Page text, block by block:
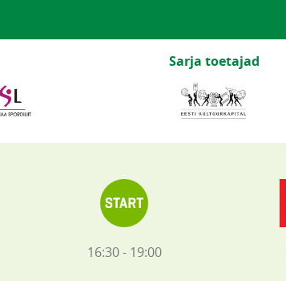
Sarja toetajad
16:30 - 19:00